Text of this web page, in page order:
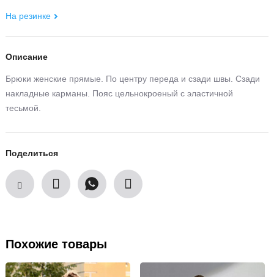
На резинке
Описание
Брюки женские прямые. По центру переда и сзади швы. Сзади
накладные карманы. Пояс цельнокроеный с эластичной
тесьмой.
Поделиться
Похожие товары